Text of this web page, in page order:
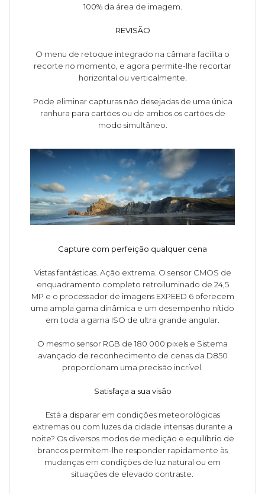
100% da área de imagem.
REVISÃO
O menu de retoque integrado na câmara facilita o
recorte no momento, e agora permite-lhe recortar
horizontal ou verticalmente.
Pode eliminar capturas não desejadas de uma única
ranhura para cartões ou de ambos os cartões de
modo simultâneo.
Capture com perfeição qualquer cena
Vistas fantásticas. Ação extrema. O sensor CMOS de
enquadramento completo retroiluminado de 24,5
MP e o processador de imagens EXPEED 6 oferecem
uma ampla gama dinâmica e um desempenho nítido
em toda a gama ISO de ultra grande angular.
O mesmo sensor RGB de 180 000 pixels e Sistema
avançado de reconhecimento de cenas da D850
proporcionam uma precisão incrível.
Satisfaça a sua visão
Está a disparar em condições meteorológicas
extremas ou com luzes da cidade intensas durante a
noite? Os diversos modos de medição e equilíbrio de
brancos permitem-lhe responder rapidamente às
mudanças em condições de luz natural ou em
situações de elevado contraste.